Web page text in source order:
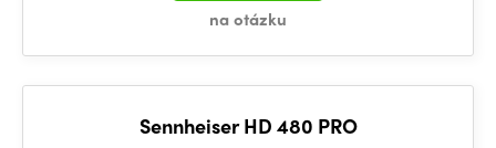
na otázku
Sennheiser HD 480 PRO